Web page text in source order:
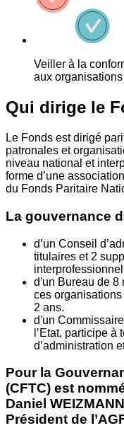
Veiller à la
aux
Qui dirige le
Le Fonds est dirigé
patronales et
niveau national et
forme d’une
du Fonds Paritaire
La gouvernance
d’un Conseil
titulaires et 2
d'un Bureau de 8
ces
2 ans.
d'un
l’Etat, participe
d’administration
Pour la
(CFTC) est
Daniel
Président de